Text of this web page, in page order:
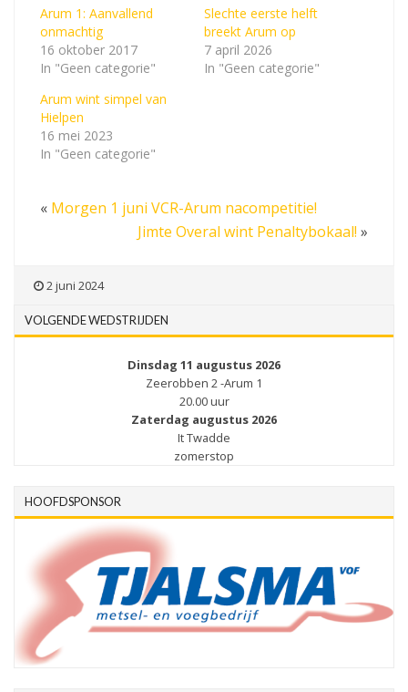
Arum 1: Aanvallend
onmachtig
16 oktober 2017
In "Geen categorie"
Slechte eerste helft
breekt Arum op
7 april 2026
In "Geen categorie"
Arum wint simpel van
Hielpen
16 mei 2023
In "Geen categorie"
« Morgen 1 juni VCR-Arum nacompetitie!
Jimte Overal wint Penaltybokaal! »
2 juni 2024
VOLGENDE WEDSTRIJDEN
Dinsdag 11 augustus 2026
Zeerobben 2 -Arum 1
20.00 uur
Zaterdag augustus 2026
It Twadde
zomerstop
HOOFDSPONSOR